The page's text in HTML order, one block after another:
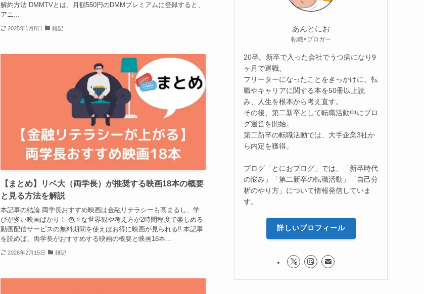
解約方法 DMMTVとは、月額550円のDMMプレミアムに登録すると、
アニ...
2025年1月8日 雑記
【まとめ】リベ大（両学長）が推奨する映画18本の概要
と見る方法を解説
本記事の結論 両学長おすすめ映画は金融リテラシーも高まるし、学
びが多い映画ばかり！ 色々な世界観や考え方が2時間程度で楽しめる
動画配信サービスの無料期間を使えばお得に映画が見られる‼ 本記事
を読めば、両学長がおすすめする映画の概要と映画18本...
2026年2月15日 雑記
あんとにお
転職×ブロガー
20卒。新卒で入った会社でうつ病になり9
ヶ月で退職。
フリーターになったことをきっかけに、転
職やキャリアに関する本を50冊以上読
み、人生を根本から考え直す。
その後、第二新卒として転職活動中にブロ
グ運営を開始。
第二新卒の転職活動では、大手企業3社か
ら内定を獲得。
ブログ「とにおブログ」では、「新卒時代
の悩み」「第二新卒の転職活動」「自己分
析のやり方」について情報発信していま
す。
詳しいプロフィール